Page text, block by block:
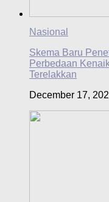
Nasional
Skema Baru
Perbedaan
Terelakkan
December 17,